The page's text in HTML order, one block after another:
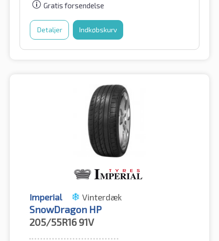
Gratis forsendelse
Detaljer Indkøbskurv
Imperial Vinterdæk
SnowDragon HP
205/55R16 91V